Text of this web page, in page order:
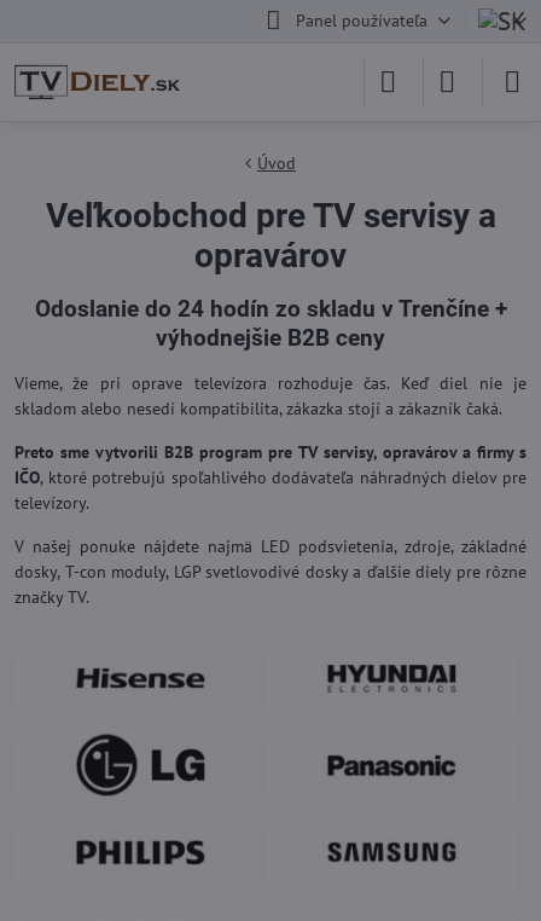
Panel používateľa
Úvod
Veľkoobchod pre TV servisy a
opravárov
Odoslanie do 24 hodín zo skladu v Trenčíne +
výhodnejšie B2B ceny
Vieme, že pri oprave televízora rozhoduje čas. Keď diel nie je
skladom alebo nesedí kompatibilita, zákazka stojí a zákazník čaká.
Preto sme vytvorili B2B program pre TV servisy, opravárov a firmy s
IČO, ktoré potrebujú spoľahlivého dodávateľa náhradných dielov pre
televízory.
V našej ponuke nájdete najmä LED podsvietenia, zdroje, základné
dosky, T-con moduly, LGP svetlovodivé dosky a ďalšie diely pre rôzne
značky TV.